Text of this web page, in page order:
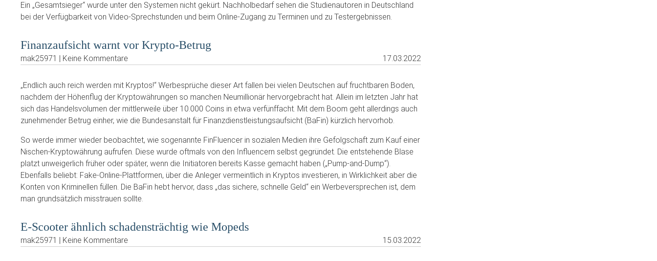
Ein „Gesamtsieger“ wurde unter den Systemen nicht gekürt. Nachholbedarf sehen die Studienautoren in Deutschland
bei der Verfügbarkeit von Video-Sprechstunden und beim Online-Zugang zu Terminen und zu Testergebnissen.
Finanzaufsicht warnt vor Krypto-Betrug
mak25971 | Keine Kommentare 17.03.2022
„Endlich auch reich werden mit Kryptos!“ Werbesprüche dieser Art fallen bei vielen Deutschen auf fruchtbaren Boden,
nachdem der Höhenflug der Kryptowährungen so manchen Neumillionär hervorgebracht hat. Allein im letzten Jahr hat
sich das Handelsvolumen der mittlerweile über 10.000 Coins in etwa verfünffacht. Mit dem Boom geht allerdings auch
zunehmender Betrug einher, wie die Bundesanstalt für Finanzdienstleistungsaufsicht (BaFin) kürzlich hervorhob.
So werde immer wieder beobachtet, wie sogenannte FinFluencer in sozialen Medien ihre Gefolgschaft zum Kauf einer
Nischen-Kryptowährung aufrufen. Diese wurde oftmals von den Influencern selbst gegründet. Die entstehende Blase
platzt unweigerlich früher oder später, wenn die Initiatoren bereits Kasse gemacht haben („Pump-and-Dump“).
Ebenfalls beliebt: Fake-Online-Plattformen, über die Anleger vermeintlich in Kryptos investieren, in Wirklichkeit aber die
Konten von Kriminellen füllen. Die BaFin hebt hervor, dass „das sichere, schnelle Geld“ ein Werbeversprechen ist, dem
man grundsätzlich misstrauen sollte.
E-Scooter ähnlich schadensträchtig wie Mopeds
mak25971 | Keine Kommentare 15.03.2022